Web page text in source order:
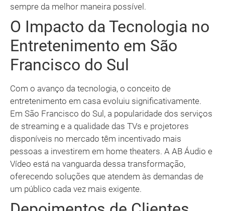
sempre da melhor maneira possível.
O Impacto da Tecnologia no
Entretenimento em São
Francisco do Sul
Com o avanço da tecnologia, o conceito de
entretenimento em casa evoluiu significativamente.
Em São Francisco do Sul, a popularidade dos serviços
de streaming e a qualidade das TVs e projetores
disponíveis no mercado têm incentivado mais
pessoas a investirem em home theaters. A AB Áudio e
Vídeo está na vanguarda dessa transformação,
oferecendo soluções que atendem às demandas de
um público cada vez mais exigente.